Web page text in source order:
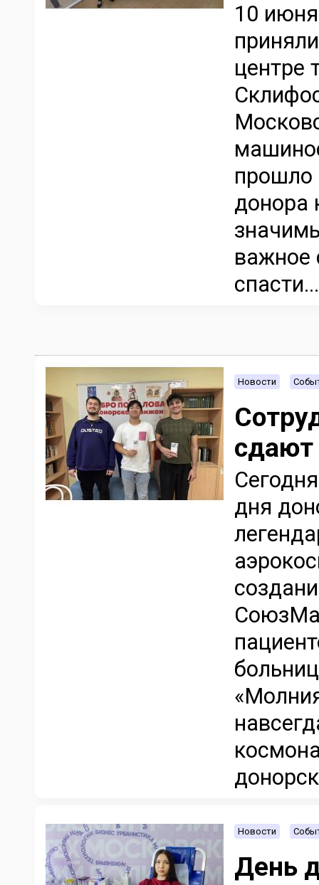
10
центре
прошло
донора
важное
спасти...
Новости
сдают
дня
Новости
День